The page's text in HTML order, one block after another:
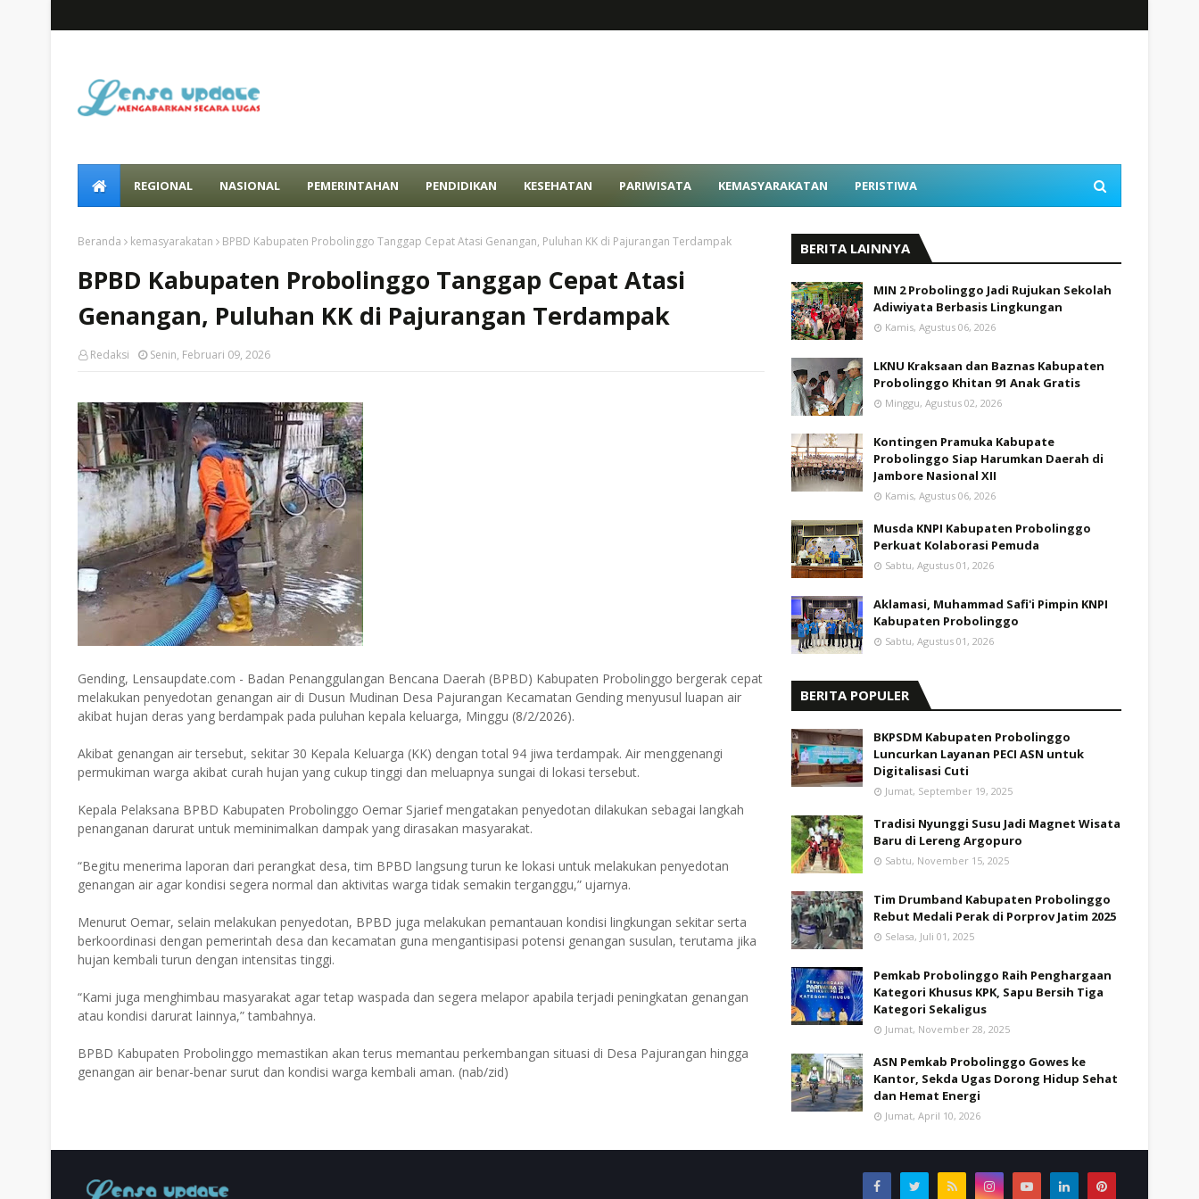
REGIONAL NASIONAL PEMERINTAHAN PENDIDIKAN KESEHATAN PARIWISATA KEMASYARAKATAN PERISTIWA
Beranda kemasyarakatan BPBD Kabupaten Probolinggo Tanggap Cepat Atasi Genangan, Puluhan KK di Pajurangan Terdampak
BPBD Kabupaten Probolinggo Tanggap Cepat Atasi
Genangan, Puluhan KK di Pajurangan Terdampak
Redaksi Senin, Februari 09, 2026
Gending, Lensaupdate.com - Badan Penanggulangan Bencana Daerah (BPBD) Kabupaten Probolinggo bergerak cepat
melakukan penyedotan genangan air di Dusun Mudinan Desa Pajurangan Kecamatan Gending menyusul luapan air
akibat hujan deras yang berdampak pada puluhan kepala keluarga, Minggu (8/2/2026).
Akibat genangan air tersebut, sekitar 30 Kepala Keluarga (KK) dengan total 94 jiwa terdampak. Air menggenangi
permukiman warga akibat curah hujan yang cukup tinggi dan meluapnya sungai di lokasi tersebut.
Kepala Pelaksana BPBD Kabupaten Probolinggo Oemar Sjarief mengatakan penyedotan dilakukan sebagai langkah
penanganan darurat untuk meminimalkan dampak yang dirasakan masyarakat.
“Begitu menerima laporan dari perangkat desa, tim BPBD langsung turun ke lokasi untuk melakukan penyedotan
genangan air agar kondisi segera normal dan aktivitas warga tidak semakin terganggu,” ujarnya.
Menurut Oemar, selain melakukan penyedotan, BPBD juga melakukan pemantauan kondisi lingkungan sekitar serta
berkoordinasi dengan pemerintah desa dan kecamatan guna mengantisipasi potensi genangan susulan, terutama jika
hujan kembali turun dengan intensitas tinggi.
“Kami juga menghimbau masyarakat agar tetap waspada dan segera melapor apabila terjadi peningkatan genangan
atau kondisi darurat lainnya,” tambahnya.
BPBD Kabupaten Probolinggo memastikan akan terus memantau perkembangan situasi di Desa Pajurangan hingga
genangan air benar-benar surut dan kondisi warga kembali aman. (nab/zid)
BERITA LAINNYA
MIN 2 Probolinggo Jadi Rujukan Sekolah
Adiwiyata Berbasis Lingkungan
Kamis, Agustus 06, 2026
LKNU Kraksaan dan Baznas Kabupaten
Probolinggo Khitan 91 Anak Gratis
Minggu, Agustus 02, 2026
Kontingen Pramuka Kabupate
Probolinggo Siap Harumkan Daerah di
Jambore Nasional XII
Kamis, Agustus 06, 2026
Musda KNPI Kabupaten Probolinggo
Perkuat Kolaborasi Pemuda
Sabtu, Agustus 01, 2026
Aklamasi, Muhammad Safi'i Pimpin KNPI
Kabupaten Probolinggo
Sabtu, Agustus 01, 2026
BERITA POPULER
BKPSDM Kabupaten Probolinggo
Luncurkan Layanan PECI ASN untuk
Digitalisasi Cuti
Jumat, September 19, 2025
Tradisi Nyunggi Susu Jadi Magnet Wisata
Baru di Lereng Argopuro
Sabtu, November 15, 2025
Tim Drumband Kabupaten Probolinggo
Rebut Medali Perak di Porprov Jatim 2025
Selasa, Juli 01, 2025
Pemkab Probolinggo Raih Penghargaan
Kategori Khusus KPK, Sapu Bersih Tiga
Kategori Sekaligus
Jumat, November 28, 2025
ASN Pemkab Probolinggo Gowes ke
Kantor, Sekda Ugas Dorong Hidup Sehat
dan Hemat Energi
Jumat, April 10, 2026